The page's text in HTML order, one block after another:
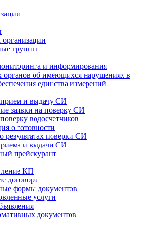
организации
группы
и информирования
органов об имеющихся нарушениях в
единства измерений
прием и выдачу СИ
заявки на поверку СИ
водосчетчиков
о готовности
результатах поверки СИ
и выдачи СИ
прейскурант
КП
договора
формы документов
услуги
документов